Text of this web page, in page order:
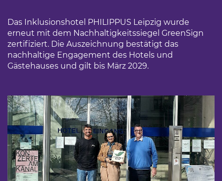
Das Inklusionshotel PHILIPPUS Leipzig wurde
erneut mit dem Nachhaltigkeitssiegel GreenSign
zertifiziert. Die Auszeichnung bestätigt das
nachhaltige Engagement des Hotels und
Gästehauses und gilt bis März 2029.